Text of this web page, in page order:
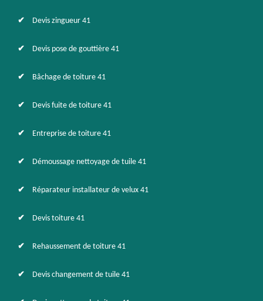
Devis zingueur 41
Devis pose de gouttière 41
Bâchage de toiture 41
Devis fuite de toiture 41
Entreprise de toiture 41
Démoussage nettoyage de tuile 41
Réparateur installateur de velux 41
Devis toiture 41
Rehaussement de toiture 41
Devis changement de tuile 41